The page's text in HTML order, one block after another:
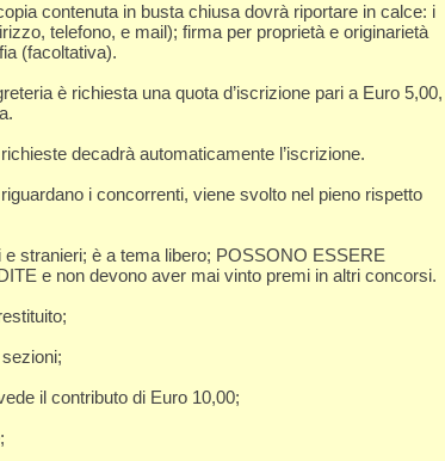
contenuta in busta chiusa dovrà riportare in calce: i
telefono, e mail); firma per proprietà e originarietà
(facoltativa).
è richiesta una quota d’iscrizione pari a Euro 5,00,
decadrà automaticamente l’iscrizione.
i concorrenti, viene svolto nel pieno rispetto
e stranieri; è a tema libero; POSSONO ESSERE
e non devono aver mai vinto premi in altri concorsi.
il contributo di Euro 10,00;